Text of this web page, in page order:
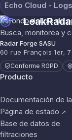
Echo Cloud -
Busca, monitorea y
Radar Forge SASU
60 rue François 1er,
Conforme RGPD
Producto
Documentación de
Página de estado ↗
Base de datos de
filtraciones